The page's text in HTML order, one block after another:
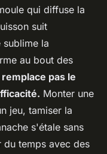
qui diffuse la
suit
sublime la
au bout des
pas le
Monter une
jeu, tamiser la
s'étale sans
du temps avec des